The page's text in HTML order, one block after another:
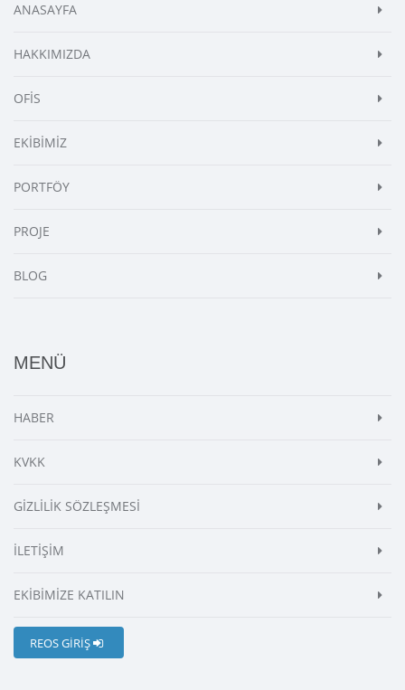
ANASAYFA
HAKKIMIZDA
OFİS
EKİBİMİZ
PORTFÖY
PROJE
BLOG
MENÜ
HABER
KVKK
GİZLİLİK SÖZLEŞMESİ
İLETİŞİM
EKİBİMİZE KATILIN
REOS GİRİŞ